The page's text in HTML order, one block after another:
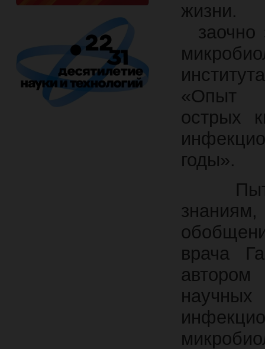
жизни.
заочно
«Опыт
острых
годы».
врача